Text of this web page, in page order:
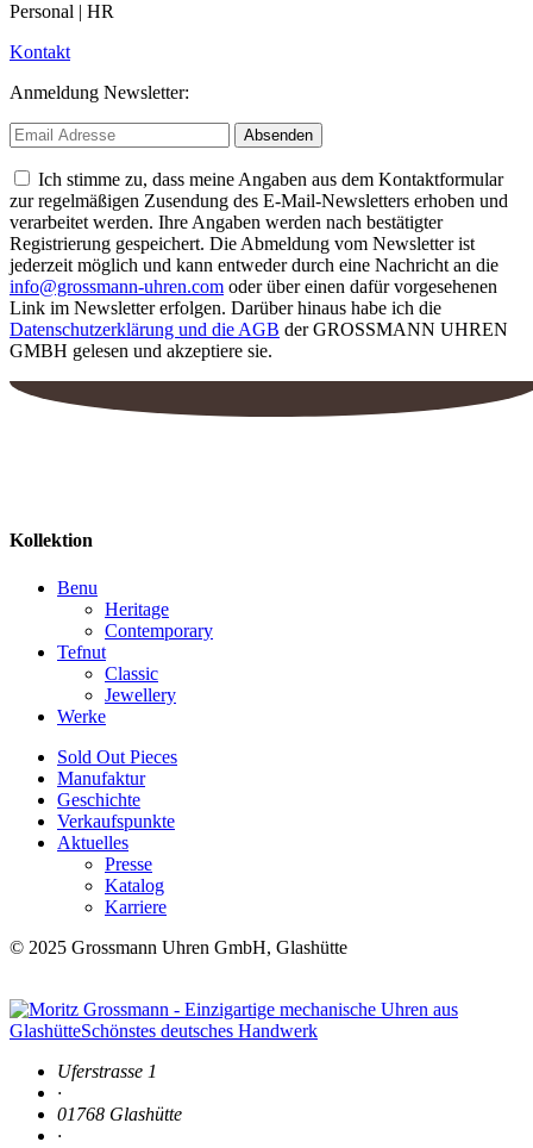
Personal | HR
Kontakt
Anmeldung Newsletter:
Ich stimme zu, dass meine Angaben aus dem Kontaktformular
zur regelmäßigen Zusendung des E-Mail-Newsletters erhoben und
verarbeitet werden. Ihre Angaben werden nach bestätigter
Registrierung gespeichert. Die Abmeldung vom Newsletter ist
jederzeit möglich und kann entweder durch eine Nachricht an die
info@grossmann-uhren.com oder über einen dafür vorgesehenen
Link im Newsletter erfolgen. Darüber hinaus habe ich die
Datenschutzerklärung und die AGB der GROSSMANN UHREN
GMBH gelesen und akzeptiere sie.
Kollektion
Benu
Heritage
Contemporary
Tefnut
Classic
Jewellery
Werke
Sold Out Pieces
Manufaktur
Geschichte
Verkaufspunkte
Aktuelles
Presse
Katalog
Karriere
© 2025 Grossmann Uhren GmbH, Glashütte
Uferstrasse 1
·
01768 Glashütte
·